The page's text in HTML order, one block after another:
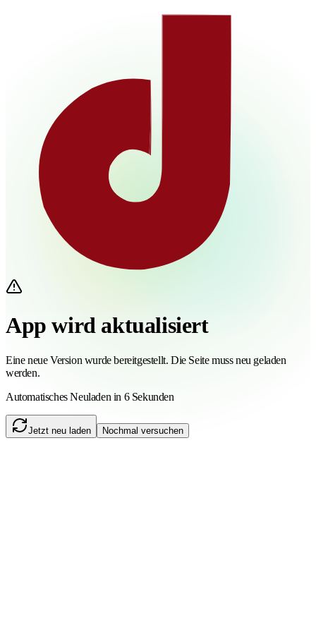
App wird aktualisiert
Eine neue Version wurde bereitgestellt. Die Seite muss neu geladen
werden.
Automatisches Neuladen in 6 Sekunden
Jetzt neu laden Nochmal versuchen